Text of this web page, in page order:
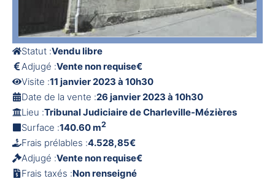
Statut :Vendu libre
Adjugé :Vente non requise€
Visite :11 janvier 2023 à 10h30
Date de la vente :26 janvier 2023 à 10h30
Lieu :Tribunal Judiciaire de Charleville-Mézières
Surface :140.60 m2
Frais prélables :4.528,85€
Adjugé :Vente non requise€
Frais taxés :Non renseigné